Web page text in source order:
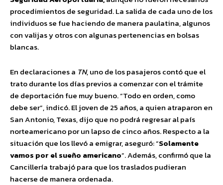
procedimientos de seguridad. La salida de cada uno de los
individuos se fue haciendo de manera paulatina, algunos
con valijas y otros con algunas pertenencias en bolsas
blancas.
En declaraciones a TN, uno de los pasajeros contó que el
trato durante los días previos a comenzar con el trámite
de deportación fue muy bueno. “Todo en orden, como
debe ser”, indicó. El joven de 25 años, a quien atraparon en
San Antonio, Texas, dijo que no podrá regresar al país
norteamericano por un lapso de cinco años. Respecto a la
situación que los llevó a emigrar, aseguró: “Solamente
vamos por el sueño americano”. Además, confirmó que la
Cancillería trabajó para que los traslados pudieran
hacerse de manera ordenada.